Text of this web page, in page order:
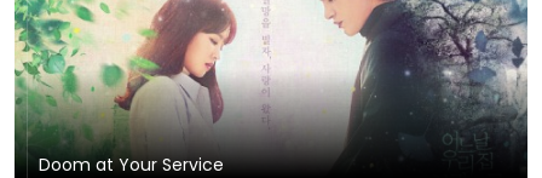
Doom at Your Service